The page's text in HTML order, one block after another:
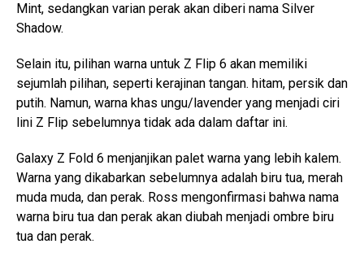
Mint, sedangkan varian perak akan diberi nama Silver
Shadow.
Selain itu, pilihan warna untuk Z Flip 6 akan memiliki
sejumlah pilihan, seperti kerajinan tangan. hitam, persik dan
putih. Namun, warna khas ungu/lavender yang menjadi ciri
lini Z Flip sebelumnya tidak ada dalam daftar ini.
Galaxy Z Fold 6 menjanjikan palet warna yang lebih kalem.
Warna yang dikabarkan sebelumnya adalah biru tua, merah
muda muda, dan perak. Ross mengonfirmasi bahwa nama
warna biru tua dan perak akan diubah menjadi ombre biru
tua dan perak.